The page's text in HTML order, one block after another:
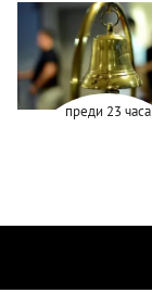
преди 23 часа